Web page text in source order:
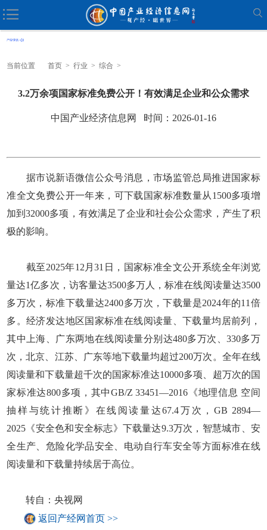
当前位置 首页 > 行业 > 综合 >
3.2万余项国家标准免费公开！有效满足企业和公众需求
中国产业经济信息网 时间：2026-01-16
据市说新语微信公众号消息，市场监管总局推进国家标
准全文免费公开一年来，可下载国家标准数量从1500多项增
加到32000多项，有效满足了企业和社会公众需求，产生了积
极的影响。
截至2025年12月31日，国家标准全文公开系统全年浏览
量达1亿多次，访客量达3500多万人，标准在线阅读量达3500
多万次，标准下载量达2400多万次，下载量是2024年的11倍
多。经济发达地区国家标准在线阅读量、下载量均居前列，
其中上海、广东两地在线阅读量分别达480多万次、330多万
次，北京、江苏、广东等地下载量均超过200万次。全年在线
阅读量和下载量超千次的国家标准达10000多项、超万次的国
家标准达800多项，其中GB/Z 33451—2016《地理信息 空间
抽样与统计推断》在线阅读量达67.4万次，GB 2894—
2025《安全色和安全标志》下载量达9.3万次，智慧城市、安
全生产、危险化学品安全、电动自行车安全等方面标准在线
阅读量和下载量持续居于高位。
转自：央视网
返回产经网首页 >>